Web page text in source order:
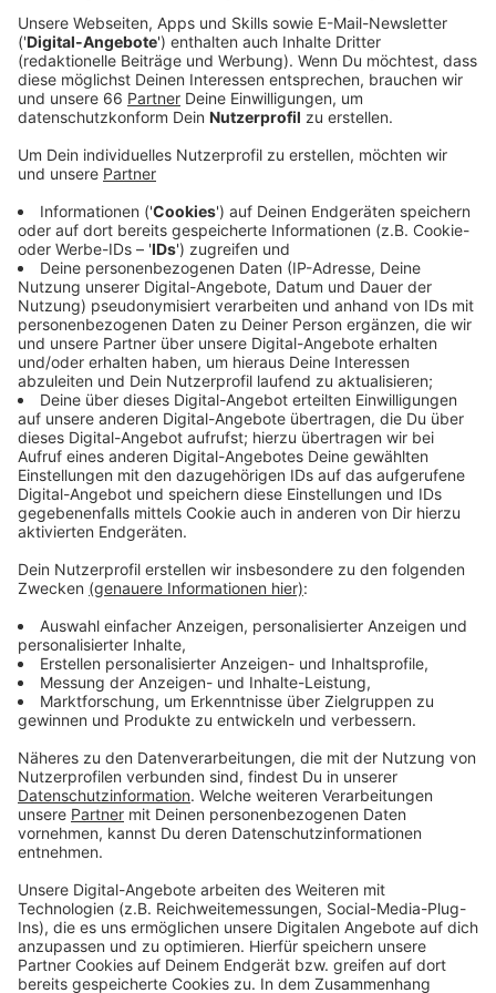
einige Sportlerinnen und Sportler aus Düsseldorf
dabei.
Veröffentlicht:Samstag, 08.07.2023 07:57
Anzeige
Hoffnungen machen sich zum Beispiel die 3x3
Basketballerinnen und Basketballer aus Düsseldorf.
Sie gehen als Titelverteidiger in das Turnier und wollen
den Erfolg aus dem vergangenen Jahr wiederholen. Am
Sonntag möchte dann auch Borussia Düsseldorf
Meister im Tischtennis werden. Sie spielen im Finale
gegen den 1.FC Saarbrücken. Die Wettkämpfe der
Finals verteilen sich hier in Düsseldorf auf fünf
Standorte. Die Veranstaltungen am Burgplatz, am
Rheinufer und im Medienhafen sind kostenlos. Für die
Events im Rather Dome und im Castello müssen wir
uns Tickets kaufen.
Anzeige
Weitere Infos und Links zum Thema
Anzeige
Diese Verkehrseinschränkungen gibt es wegen der
Finals:
Hier gibt es das komplette Programm fürs
Hier gibt es Tickets:
Die "Finals" als Testlauf für Olympia?: